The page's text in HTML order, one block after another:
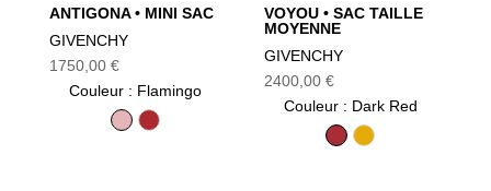
ANTIGONA • MINI SAC
GIVENCHY
1750,00 €
Couleur: Flamingo
FlamingoVermillon
VOYOU • SAC TAILLE
MOYENNE
GIVENCHY
2400,00€
Couleur: Dark Red
Dark Red
Mustard